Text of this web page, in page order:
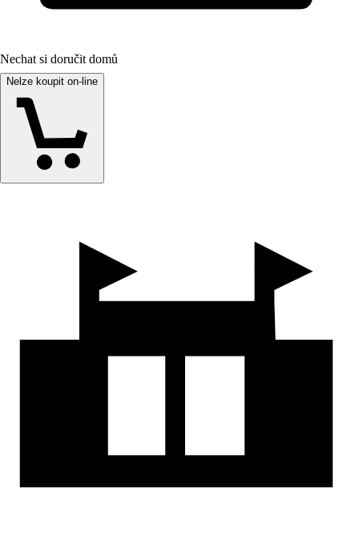
Nechat si doručit domů
Nelze koupit on-line